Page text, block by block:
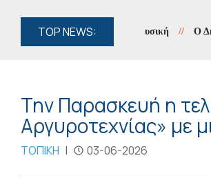
TOP NEWS:
στην Κόνιτσα για τη μουσική // Ο Δήμος
Την Παρασκευή η
Αργυροτεχνίας» με
ΤΟΠΙΚΗ | 03-06-2026